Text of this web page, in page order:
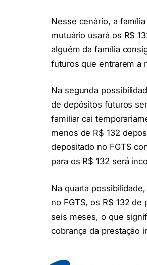
Nesse cenário, a
mutuário usará os R$
alguém da família
futuros que entrarem a
Na segunda
de depósitos futuros
familiar cai
menos de R$ 132
depositado no FGTS
para os R$ 132 será
Na quarta
no FGTS, os R$ 132
seis meses, o que
cobrança da prestação